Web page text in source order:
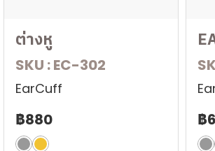
ต่างหู
SKU : EC-302
EarCuff
฿880 ฿